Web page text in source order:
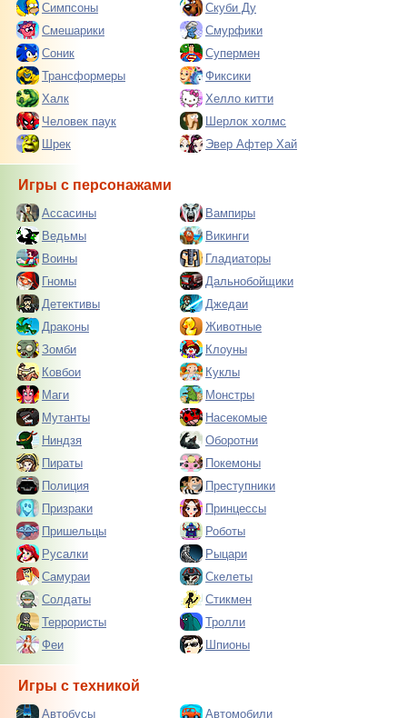
Симпсоны
Скуби Ду
Смешарики
Смурфики
Соник
Супермен
Трансформеры
Фиксики
Халк
Хелло китти
Человек паук
Шерлок холмс
Шрек
Эвер Афтер Хай
Игры с персонажами
Ассасины
Вампиры
Ведьмы
Викинги
Воины
Гладиаторы
Гномы
Дальнобойщики
Детективы
Джедаи
Драконы
Животные
Зомби
Клоуны
Ковбои
Куклы
Маги
Монстры
Мутанты
Насекомые
Ниндзя
Оборотни
Пираты
Покемоны
Полиция
Преступники
Призраки
Принцессы
Пришельцы
Роботы
Русалки
Рыцари
Самураи
Скелеты
Солдаты
Стикмен
Террористы
Тролли
Феи
Шпионы
Игры с техникой
Автобусы Автомобили